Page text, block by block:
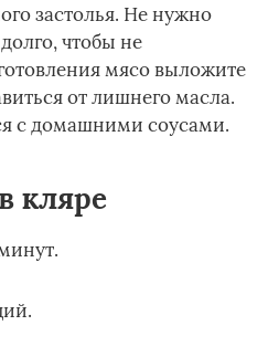
застолья. Не нужно
чтобы не
мясо выложите
от лишнего масла.
с домашними соусами.
кляре